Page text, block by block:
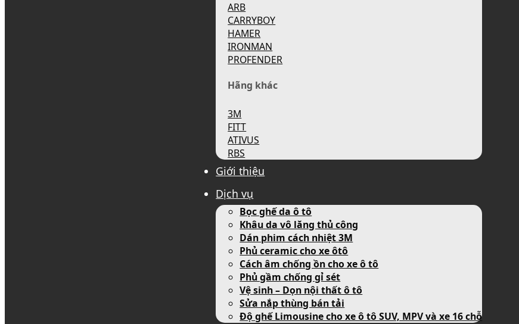
ARB
CARRYBOY
HAMER
IRONMAN
PROFENDER
Hãng khác
3M
FITT
ATIVUS
RBS
Giới thiệu
Dịch vụ
Bọc ghế da ô tô
Khâu da vô lăng thủ công
Dán phim cách nhiệt 3M
Phủ ceramic cho xe ôtô
Cách âm chống ồn cho xe ô tô
Phủ gầm chống gỉ sét
Vệ sinh – Dọn nội thất ô tô
Sửa nắp thùng bán tải
Độ ghế Limousine cho xe ô tô SUV, MPV và xe 16 chỗ